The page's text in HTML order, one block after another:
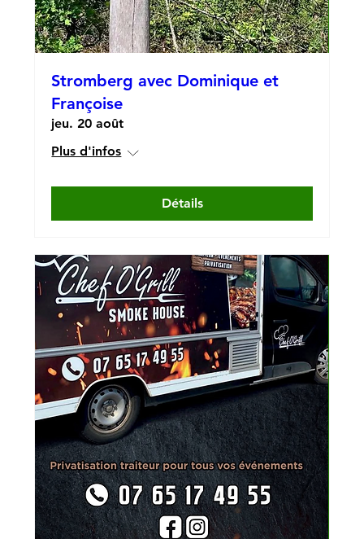
Stromberg avec Dominique et
Françoise
jeu. 20 août
Plus d'infos
Détails